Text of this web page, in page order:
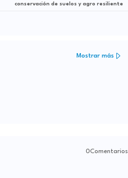
conservación de suelos y agro resiliente
Mostrar más
0Comentarios